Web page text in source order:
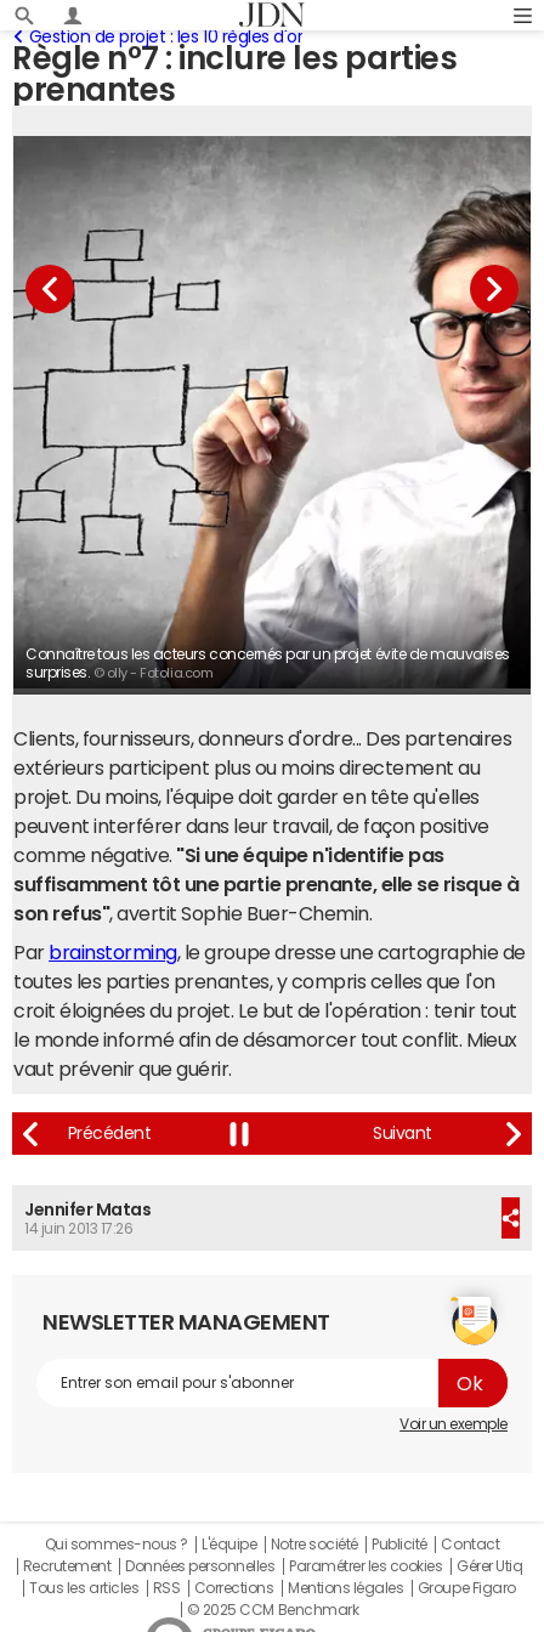
Règle n°7 : inclure les parties
prenantes
Gestion de projet : les 10 règles d'or
Connaître tous les acteurs concernés par un projet évite de mauvaises
surprises.
© olly - Fotolia.com
Clients, fournisseurs, donneurs d'ordre... Des partenaires
extérieurs participent plus ou moins directement au
projet. Du moins, l'équipe doit garder en tête qu'elles
peuvent interférer dans leur travail, de façon positive
comme négative. "Si une équipe n'identifie pas
suffisamment tôt une partie prenante, elle se risque à
son refus", avertit Sophie Buer-Chemin.
Par brainstorming, le groupe dresse une cartographie de
toutes les parties prenantes, y compris celles que l'on
croit éloignées du projet. Le but de l'opération : tenir tout
le monde informé afin de désamorcer tout conflit. Mieux
vaut prévenir que guérir.
Jennifer Matas
14 juin 2013 17:26
NEWSLETTER MANAGEMENT
Voir un exemple
Qui sommes-nous ? L'équipe Notre société Publicité
Contact
Recrutement
Données personnelles Paramétrer les cookies
Gérer Utiq
Tous les articles
RSS Corrections Mentions légales
Groupe Figaro
© 2025 CCM Benchmark